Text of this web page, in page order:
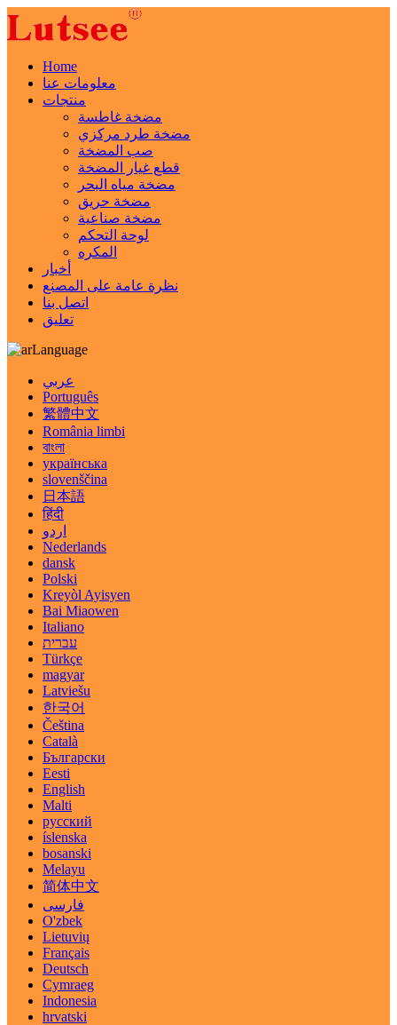
Home
معلومات عنا
منتجات
مضخة غاطسة
مضخة طرد مركزي
صب المضخة
قطع غيار المضخة
مضخة مياه البحر
مضخة حريق
مضخة صناعية
لوحة التحكم
المكره
أخبار
نظرة عامة على المصنع
اتصل بنا
تعليق
Language
عربي
Português
繁體中文
România limbi
বাংলা
українська
slovenščina
日本語
हिंदी
اردو
Nederlands
dansk
Polski
Kreyòl Ayisyen
Bai Miaowen
Italiano
עברית
Türkçe
magyar
Latviešu
한국어
Čeština
Català
Български
Eesti
English
Malti
русский
íslenska
bosanski
Melayu
简体中文
فارسی
O'zbek
Lietuvių
Français
Deutsch
Cymraeg
Indonesia
hrvatski